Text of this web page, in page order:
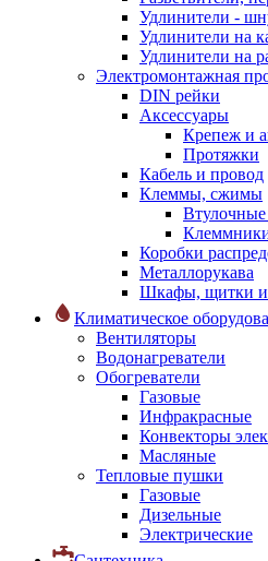
Удлинители -
Удлинители на
Удлинители на
Электромонтажная
DIN рейки
Аксессуары
Крепеж и
Протяжки
Кабель и провод
Клеммы, сжимы
Коробки
Металлорукава
Шкафы, щитки и
Климатическое
Вентиляторы
Водонагреватели
Обогреватели
Газовые
Инфракрасные
Конвекторы
Масляные
Тепловые пушки
Газовые
Дизельные
Электрические